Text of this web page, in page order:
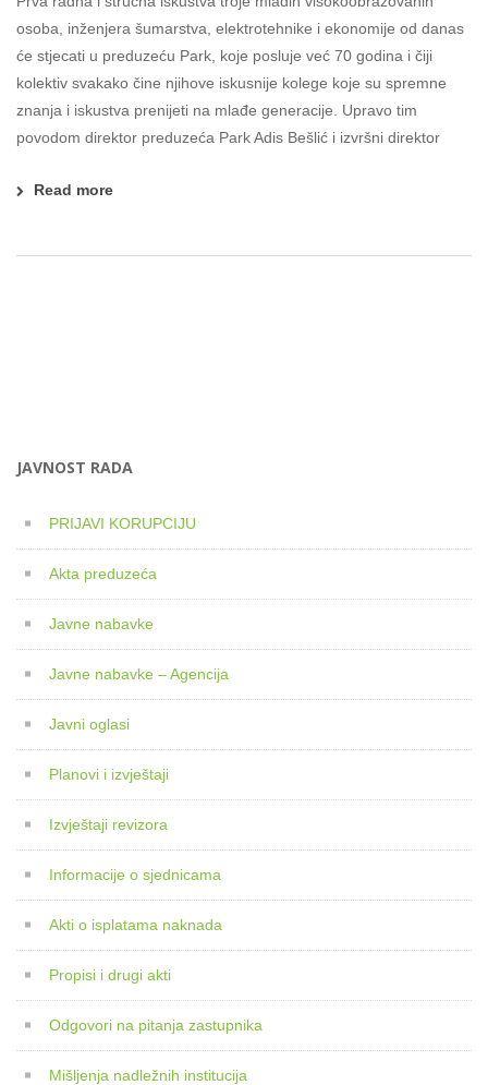
osoba, inženjera šumarstva, elektrotehnike i ekonomije od danas
će stjecati u preduzeću Park, koje posluje već 70 godina i čiji
kolektiv svakako čine njihove iskusnije kolege koje su spremne
znanja i iskustva prenijeti na mlađe generacije. Upravo tim
povodom direktor preduzeća Park Adis Bešlić i izvršni direktor
Read more
JAVNOST RADA
PRIJAVI KORUPCIJU
Akta preduzeća
Javne nabavke
Javne nabavke – Agencija
Javni oglasi
Planovi i izvještaji
Izvještaji revizora
Informacije o sjednicama
Akti o isplatama naknada
Propisi i drugi akti
Odgovori na pitanja zastupnika
Mišljenja nadležnih institucija